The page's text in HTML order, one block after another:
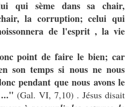
qui sème dans sa chair,
la corruption; celui qui
de l'esprit , la vie
point de faire le bien; car
son temps si nous ne nous
pendant que nous avons le
..." (Gal. VI, 7,10) . Jésus disait